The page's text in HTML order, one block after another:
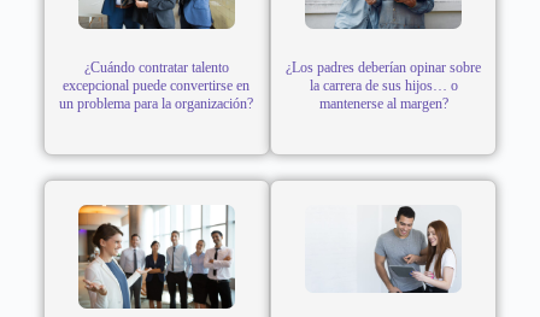
¿Cuándo contratar talento
excepcional puede convertirse en
un problema para la organización?
¿Los padres deberían opinar sobre
la carrera de sus hijos… o
mantenerse al margen?